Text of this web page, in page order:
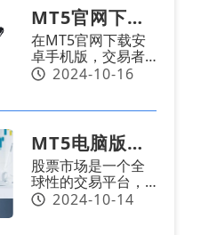
能丰富的砖型图
（也称为K线图或日
本蜡烛图）展示，
这一古老而强大的
分析工具备受全球
过下载MT5电脑
松利用这一分析工
具，深入挖掘市场
的潜力。
MT5官网下载
安卓手机版：
使用动量振荡
势
在MT5官网下载安
卓手机版，交易者
可以随时随地访问
这一指标是衡量市
场动量的关键工
具，它通过计算34
周期和5周期简单移
动平均线之间的差
2024-10-16
MT5电脑版下
载：股票市场
的入门指南及
股票市场是一个全
球性的交易平台，
公司的股票在这里
2024-10-14